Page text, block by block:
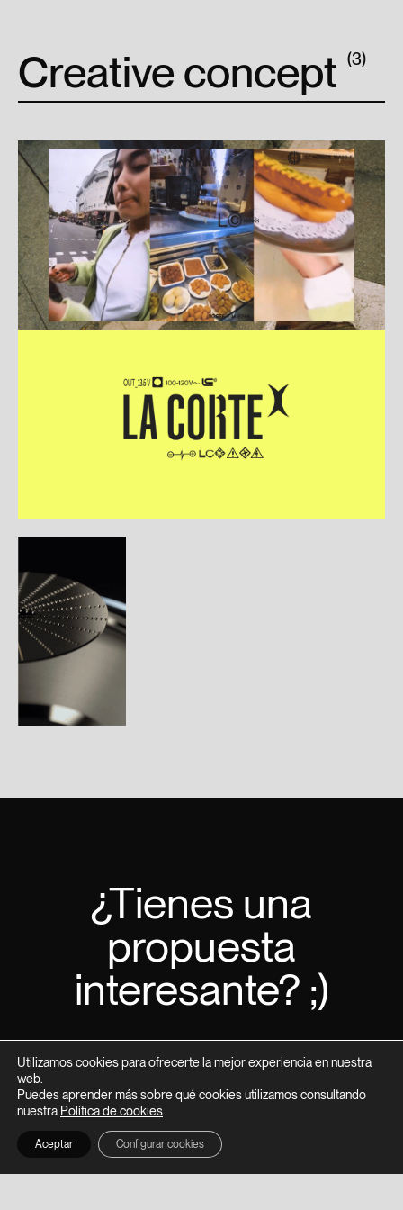
Creative concept (3)
¿Tienes una
propuesta
interesante? ;)
Contacta con nosotros
Utilizamos cookies para ofrecerte la mejor experiencia en nuestra
web.
Puedes aprender más sobre qué cookies utilizamos consultando
nuestra Política de cookies
Aceptar Configurar cookies